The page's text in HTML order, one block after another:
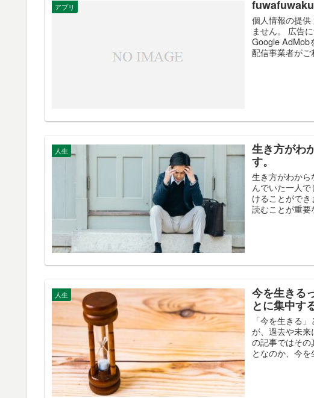
アプリ
個人情報の提
ません。 広告
Google AdMob
配信事業者が
人生
生き方がわ
す。
生き方がわか
んでいた一人
けることがで
読むことが重要
人生
今を生きる
とに集中す
「今を生きる
が、過去や未
の記事ではそ
となのか、今を